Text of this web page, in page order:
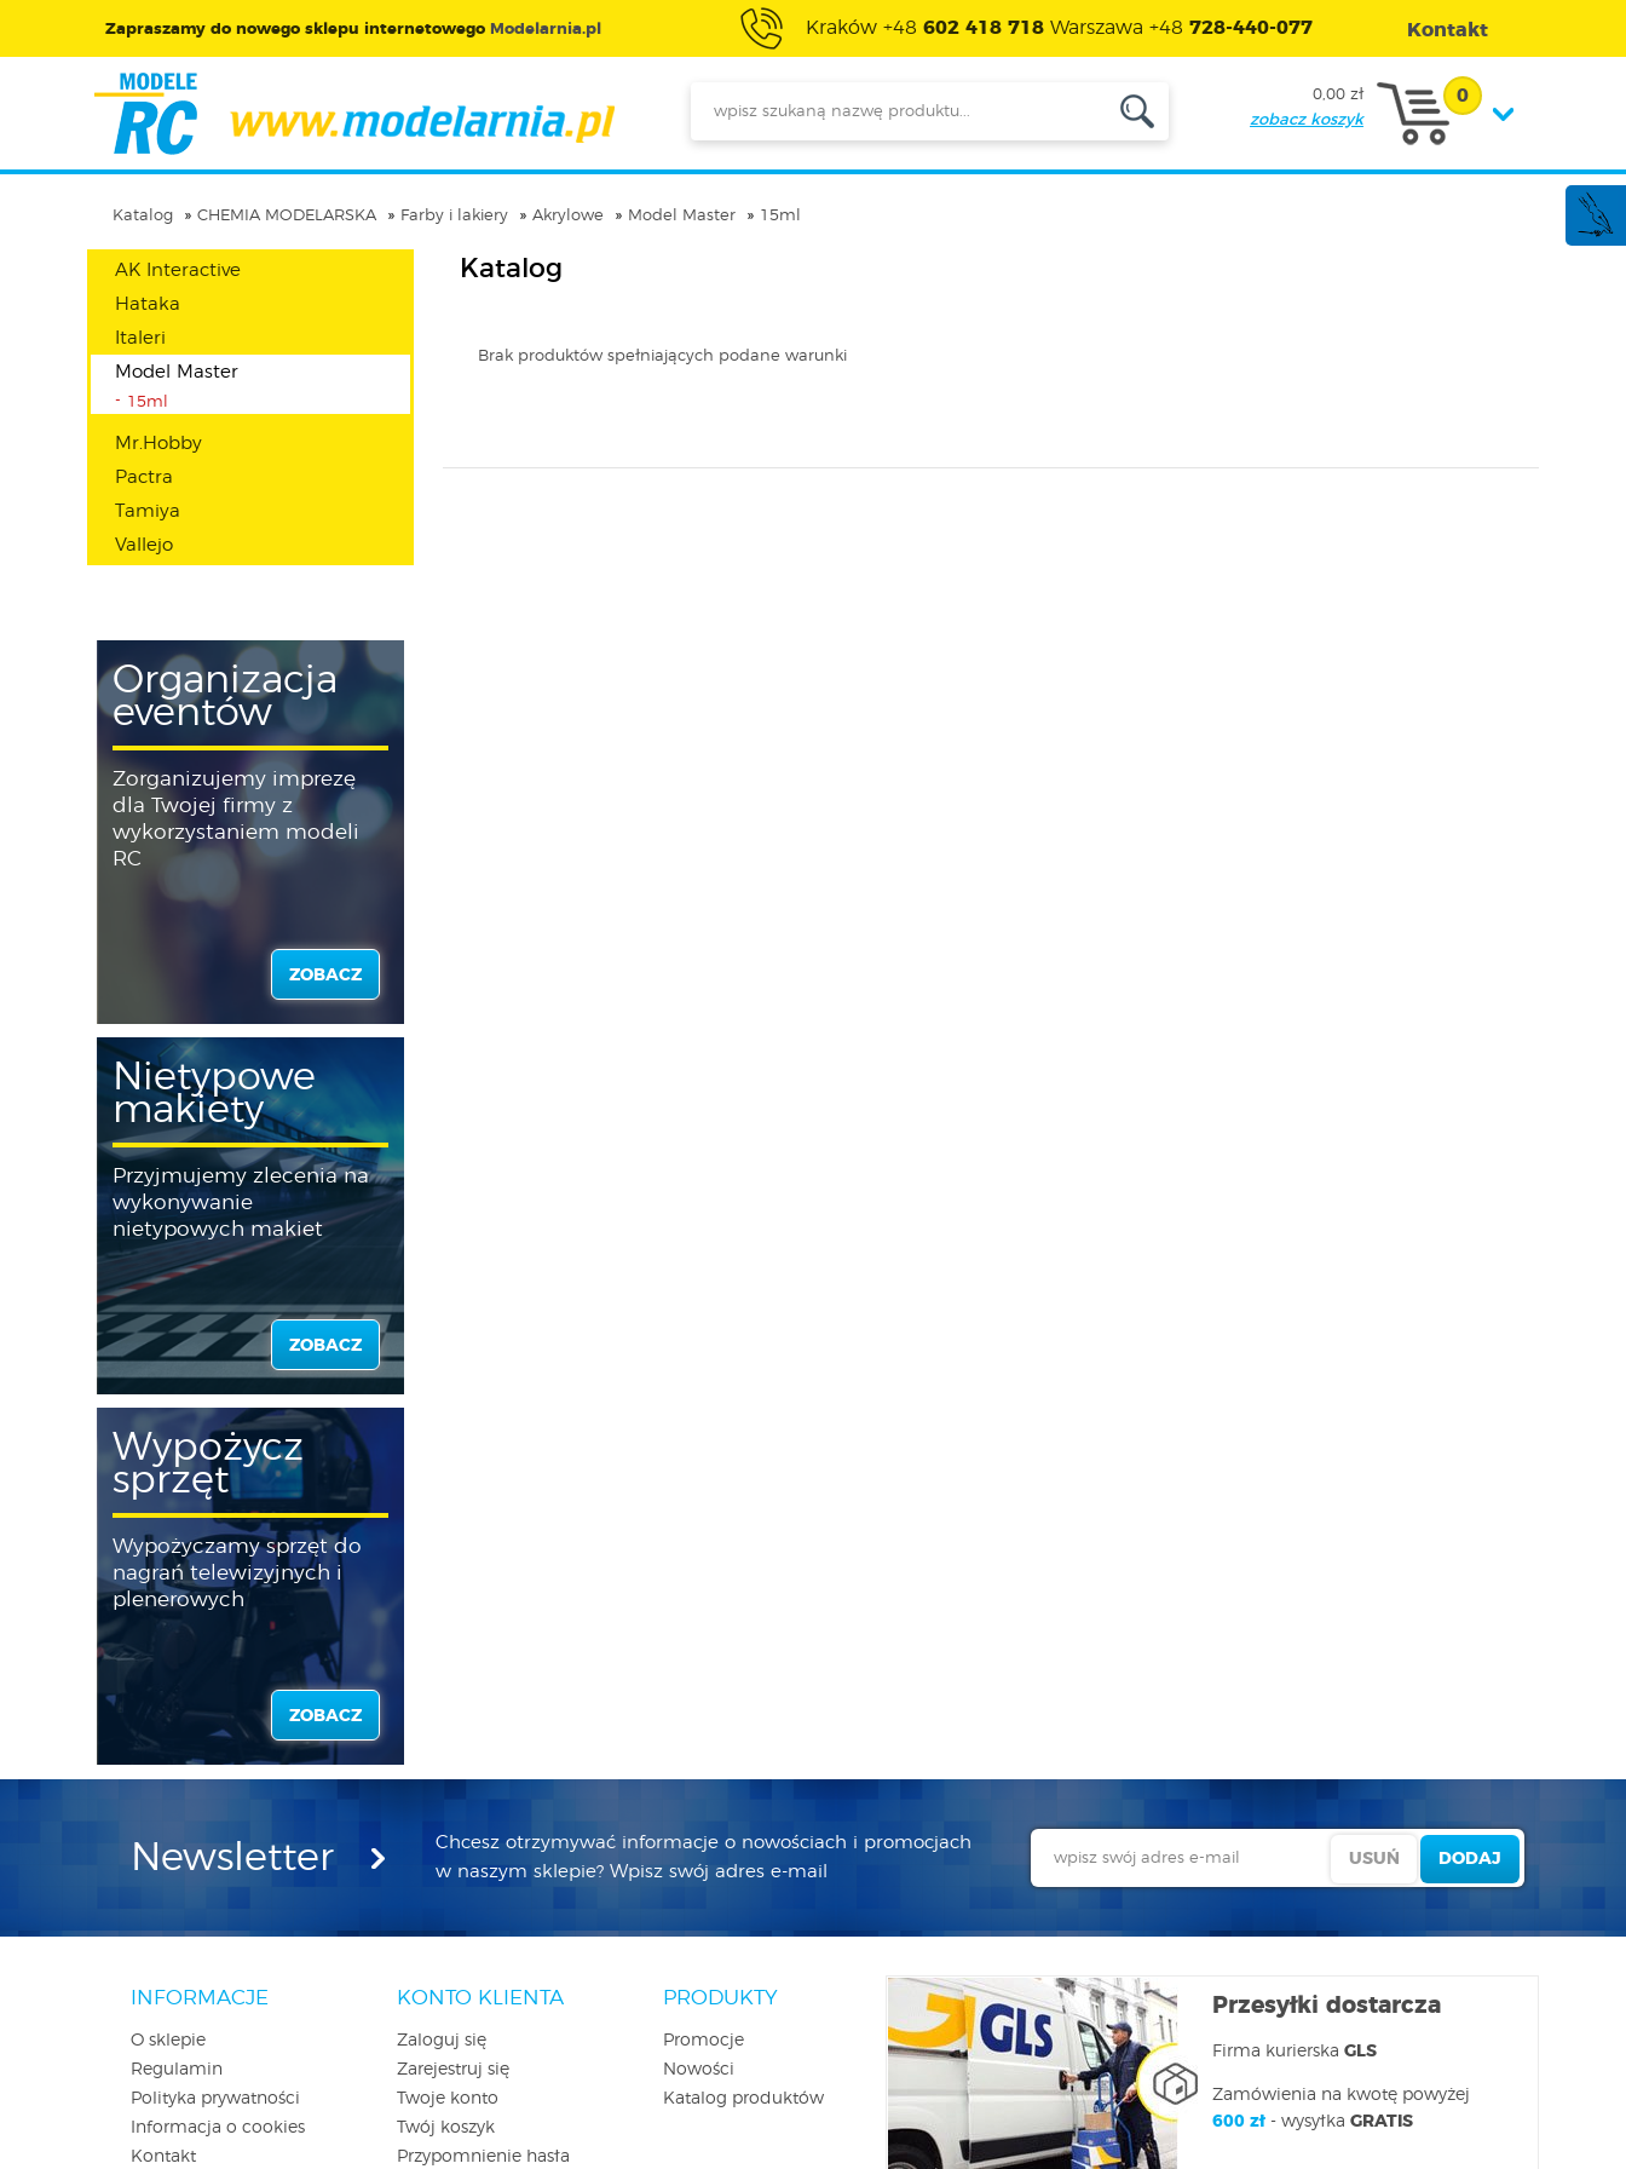
Zapraszamy do nowego sklepu internetowego Modelarnia.pl Kraków +48 602 418 718Warszawa +48 728-440-077 Kontakt
0,00 zł
zobacz koszyk
0
Katalog CHEMIA MODELARSKA Farby i lakiery Akrylowe Model Master 15ml
AK Interactive
Hataka
Italeri
Model Master
15ml
Mr.Hobby
Pactra
Tamiya
Vallejo
Organizacja
eventów
Zorganizujemy imprezę
dla Twojej firmy z
wykorzystaniem modeli
RC
ZOBACZ
Nietypowe
makiety
Przyjmujemy zlecenia na
wykonywanie
nietypowych makiet
ZOBACZ
Wypożycz
sprzęt
Wypożyczamy sprzęt do
nagrań telewizyjnych i
plenerowych
ZOBACZ
Katalog
Brak produktów spełniających podane warunki
Newsletter
Chcesz otrzymywać informacje o nowościach i promocjach
w naszym sklepie? Wpisz swój adres e-mail
INFORMACJE
O sklepie
Regulamin
Polityka prywatności
Informacja o cookies
Kontakt
KONTO KLIENTA
Zaloguj się
Zarejestruj się
Twoje konto
Twój koszyk
Przypomnienie hasła
PRODUKTY
Promocje
Nowości
Katalog produktów
Przesyłki dostarcza
Firma kurierska GLS
Zamówienia na kwotę powyżej
600 zł- wysyłka GRATIS